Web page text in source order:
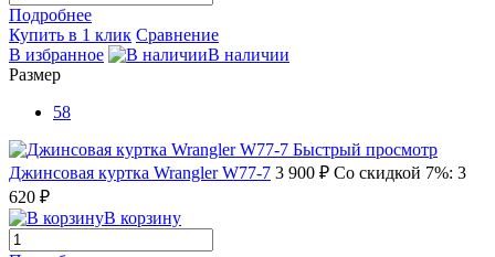
Подробнее
Купить в 1 клик Сравнение
В избранное
В наличии
Размер
58
Быстрый просмотр
Джинсовая куртка Wrangler W77-7 3 900 ₽ Со скидкой 7%: 3
620 ₽
В корзину